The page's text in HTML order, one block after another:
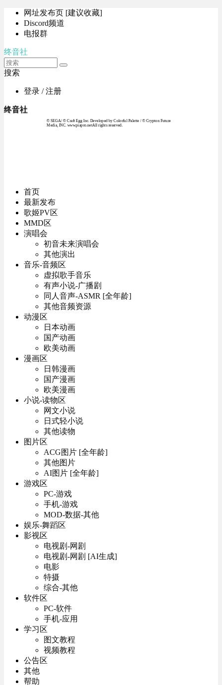
网址发布页 [建议收藏]
Discord频道
电报群
终音社
搜索
登录 / 注册
终音社
© SEGA / © Craft Egg Inc. Developed by Colorful Palette / © Crypton Future
Media, INC. www.piapro.netAll rights reserved.
首页
最新发布
歌姬PV区
MMD区
演唱会
初音未来演唱会
其他演出
音乐-音频区
虚拟歌手音乐
有声小说-广播剧
同人音声-ASMR [全年龄]
其他音频资源
动漫区
日本动画
国产动画
欧美动画
漫画区
日韩漫画
国产漫画
欧美漫画
小说-读物区
网文小说
日式轻小说
其他读物
图片区
ACG图片 [全年龄]
其他图片
AI图片 [全年龄]
游戏区
PC-游戏
手机-游戏
MOD-数据-其他
娱乐-舞蹈区
影视区
电视剧-网剧
电视剧-网剧 [AI生成]
电影
特摄
综合-其他
软件区
PC-软件
手机-应用
学习区
图文教程
视频教程
公告区
其他
帮助